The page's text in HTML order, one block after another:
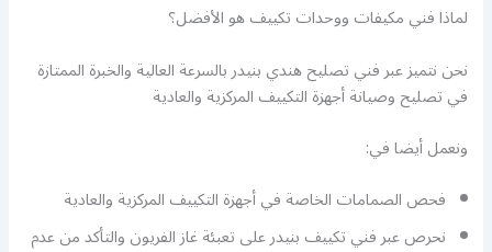
لماذا فني مكيفات ووحدات تكييف هو الأفضل؟
نحن نتميز عبر فني تصليح هندي بنيدر بالسرعة العالية والخبرة الممتازة
في تصليح وصيانة أجهزة التكييف المركزية والعادية
ونعمل أيضا في:
فحص الصمامات الخاصة في أجهزة التكييف المركزية والعادية
نحرص عبر فني تكييف بنيدر على تعبئة غاز الفريون والتأكد من عدم